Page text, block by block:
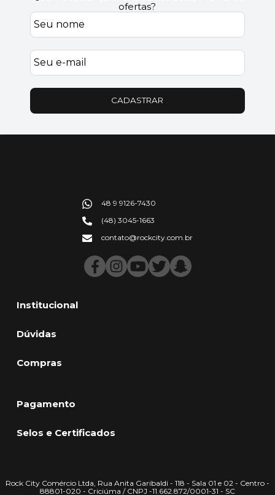
ofertas?
CADASTRAR
Institucional
Dúvidas
Compras
48 9 9126-7430
(48) 3045-1663
contato@rockcity.com.br
Pagamento
Selos e Certificados
Rock City Comércio Ltda, Rua Anita Garibaldi - 118 - Sala 01 e 02 - Centro -
88801-020 - Criciúma / CNPJ -11.662.872/0001-31 - SC